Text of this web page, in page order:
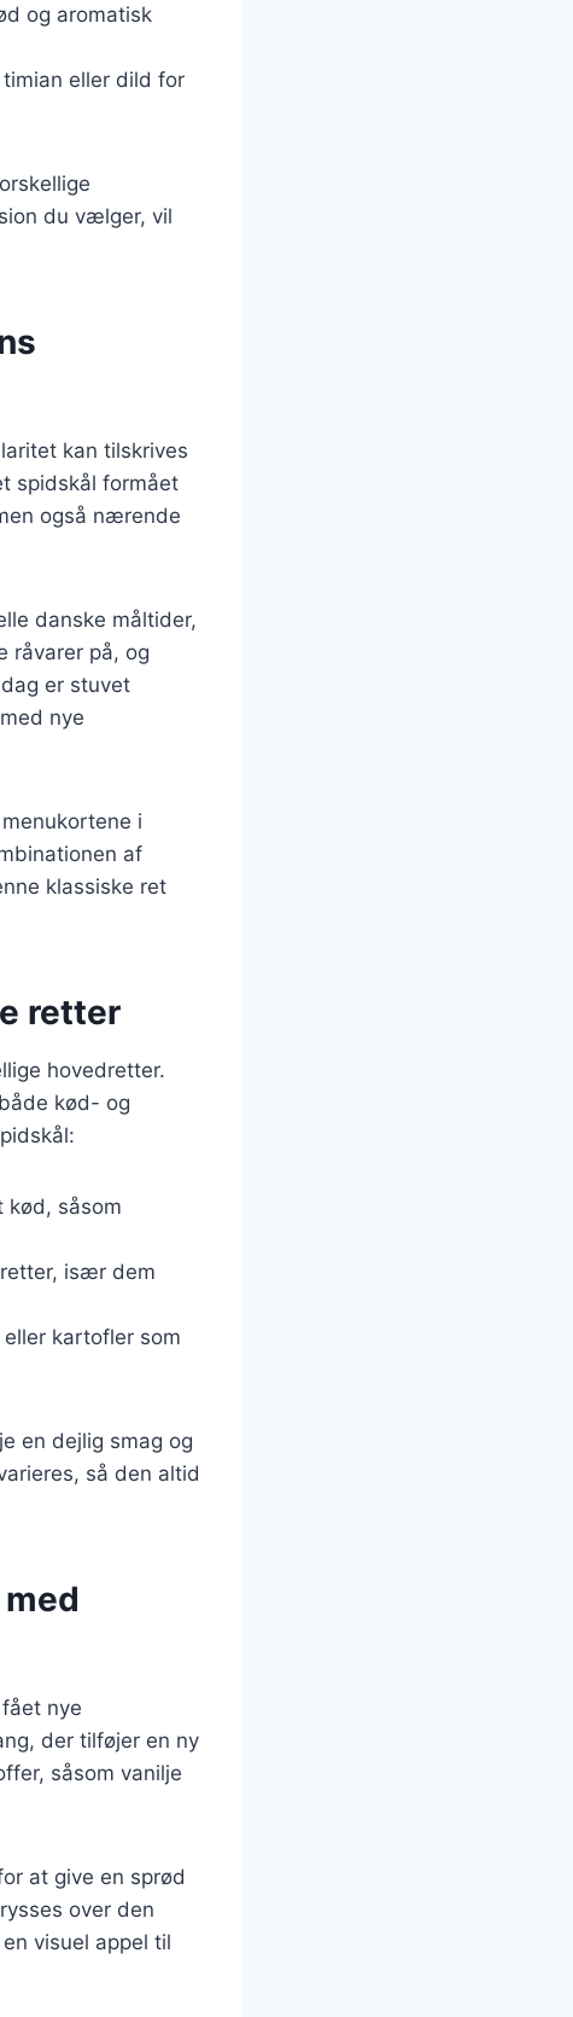
og aromatisk
eller dild for
du vælger, vil
kan tilskrives
spidskål formået
også nærende
danske måltider,
råvarer på, og
er stuvet
nye
i
af
klassiske ret
retter
hovedretter.
kød- og
kød, såsom
især dem
kartofler som
en dejlig smag og
så den altid
nye
der tilføjer en ny
såsom vanilje
at give en sprød
over den
visuel appel til